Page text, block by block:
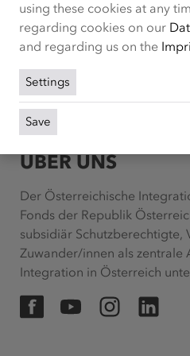
ÜBER UNS
Der Österreichische
Fonds der Republik
subsidiär Schutzberechtigte,
Zuwander/innen als zentrale
Integration in Österreich
FacebookYouTubeInstagramLinkedIn
using these cookies at any
regarding cookies on our
and regarding us on the
Settings
Save